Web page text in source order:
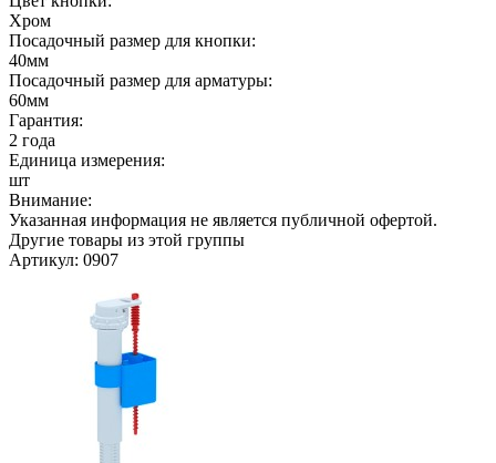
Хром
Посадочный размер для кнопки:
40мм
Посадочный размер для арматуры:
60мм
Гарантия:
2 года
Единица измерения:
шт
Внимание:
Указанная информация не является публичной офертой.
Другие товары из этой группы
Артикул: 0907